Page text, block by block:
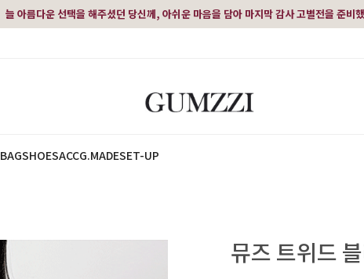
늘 아름다운 선택을 해주셨던 당신께, 아쉬운 마음을 담아 마지막 감사 고별전을 준비
BAGSHOESACCG.MADESET-UP
뮤즈 트위드